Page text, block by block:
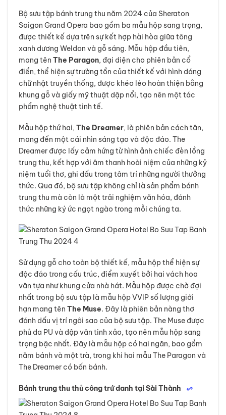
Bộ sưu tập bánh trung thu năm 2024 của Sheraton
Saigon Grand Opera bao gồm ba mẫu hộp sang trọng,
được thiết kế dựa trên sự kết hợp hài hòa giữa tông
xanh dương Weldon và gỗ sáng. Mẫu hộp đầu tiên,
mang tên The Paragon, đại diện cho phiên bản cổ
điển, thể hiện sự trường tồn của thiết kế với hình dáng
chữ nhật truyền thống, được khéo léo hoàn thiện bằng
khung gỗ và giấy mỹ thuật dập nổi, tạo nên một tác
phẩm nghệ thuật tinh tế.
Mẫu hộp thứ hai, The Dreamer, là phiên bản cách tân,
mang đến một cái nhìn sáng tạo và độc đáo. The
Dreamer được lấy cảm hứng từ hình ảnh chiếc đèn lồng
trung thu, kết hợp với âm thanh hoài niệm của những kỷ
niệm tuổi thơ, ghi dấu trong tâm trí những người thưởng
thức. Qua đó, bộ sưu tập không chỉ là sản phẩm bánh
trung thu mà còn là một trải nghiệm văn hóa, đánh
thức những ký ức ngọt ngào trong mỗi chúng ta.
Sử dụng gỗ cho toàn bộ thiết kế, mẫu hộp thể hiện sự
độc đáo trong cấu trúc, điểm xuyết bởi hai vách hoa
văn tựa như khung cửa nhà hát. Mẫu hộp được chờ đợi
nhất trong bộ sưu tập là mẫu hộp VVIP số lượng giới
hạn mang tên The Muse. Đây là phiên bản nàng thơ
đánh dấu vị trí ngôi sao của bộ sưu tập. The Muse được
phủ da PU và dập vân tinh xảo, tạo nên mẫu hộp sang
trọng bậc nhất. Đây là mẫu hộp có hai ngăn, bao gồm
năm bánh và một trà, trong khi hai mẫu The Paragon và
The Dreamer có bốn bánh.
Bánh trung thu thủ công trứ danh tại Sài Thành